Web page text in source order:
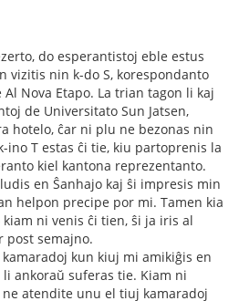
do esperantistoj eble estus
vizitis nin k-do S, korespondanto
Nova Etapo. La trian tagon li kaj
de Universitato Sun Jatsen,
hotelo, ĉar ni plu ne bezonas nin
ino T estas ĉi tie, kiu partoprenis la
kiel kantona reprezentanto.
en Ŝanhajo kaj ŝi impresis min
helpon precipe por mi. Tamen kia
ni venis ĉi tien, ŝi ja iris al
post semajno.
kun kiuj mi amikiĝis en
ankoraŭ suferas tie. Kiam ni
atendite unu el tiuj kamaradoj